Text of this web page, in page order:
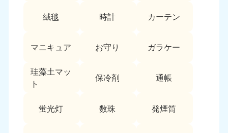
絨毯 時計 カーテン
マニキュア お守り ガラケー
珪藻土マッ
ト
保冷剤 通帳
蛍光灯 数珠 発煙筒
9:00〜19:00 年中無休 9:00〜19:00 年中無休